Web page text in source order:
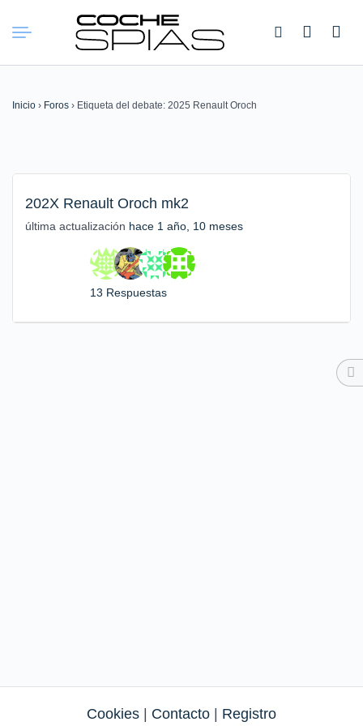
Buscar:
Inicio › Foros › Etiqueta del debate: 2025 Renault Oroch
202X Renault Oroch mk2
última actualización hace 1 año, 10 meses
13 Respuestas
Cookies Contacto Registro